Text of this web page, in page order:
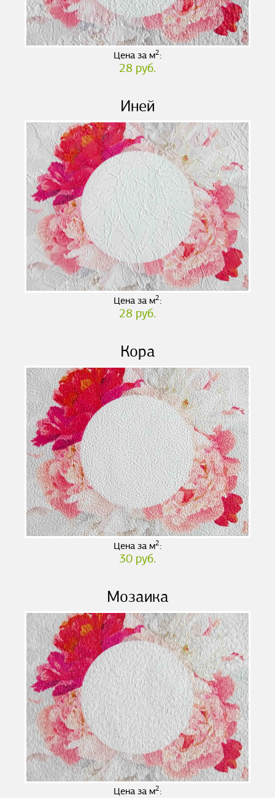
Цена за м2:
28 руб.
Иней
Цена за м2:
28 руб.
Кора
Цена за м2:
30 руб.
Мозаика
Цена за м2: